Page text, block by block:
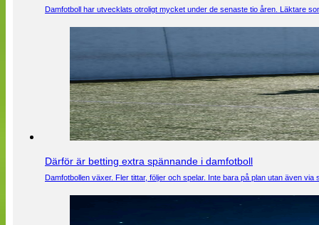
Damfotboll har utvecklats otroligt mycket under de senaste tio åren. Läktare
Därför är betting extra spännande i damfotboll
Damfotbollen växer. Fler tittar, följer och spelar. Inte bara på plan utan även